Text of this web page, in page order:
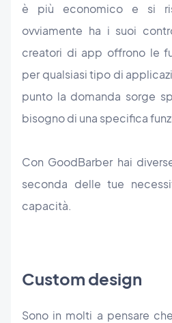
è più economico e si
ovviamente ha i suoi
creatori di app offrono le
per qualsiasi tipo di
punto la domanda sorge
bisogno di una specifica
Con GoodBarber hai
seconda delle tue
capacità.
Custom design
Sono in molti a pensare